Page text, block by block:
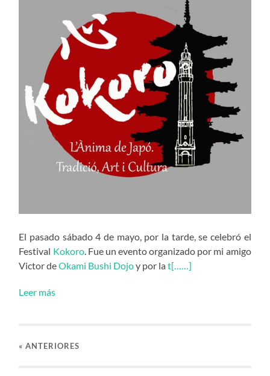
El pasado sábado 4 de mayo, por la tarde, se celebró el
Festival Kokoro. Fue un evento organizado por mi amigo
Victor deOkami Bushi Dojoy por lat[……]
Leer más
«ANTERIORES